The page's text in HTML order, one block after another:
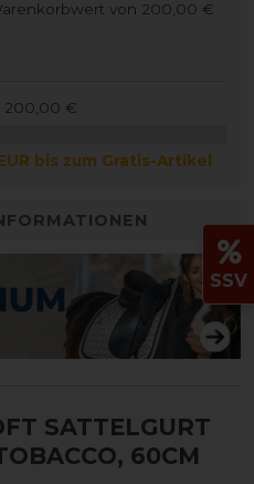
von 200,00 €
200,00 €
bis zum Gratis-Artikel
SATTELGURT
60CM
SSV